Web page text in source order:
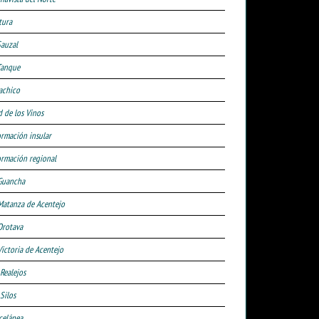
de los Vinos
insular
regional
de Acentejo
de Acentejo